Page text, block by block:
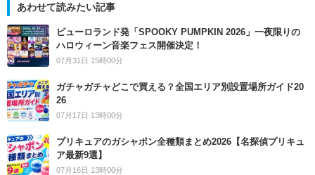
あわせて読みたい記事
ピューロランド発「SPOOKY PUMPKIN 2026」一夜限りの
ハロウィーン音楽フェス開催決定！
07月31日 15時00分
ガチャガチャどこで買える？全国エリア別設置場所ガイド20
26
07月17日 13時00分
プリキュアのガシャポン全種類まとめ2026【名探偵プリキュ
ア最新9選】
07月16日 13時00分